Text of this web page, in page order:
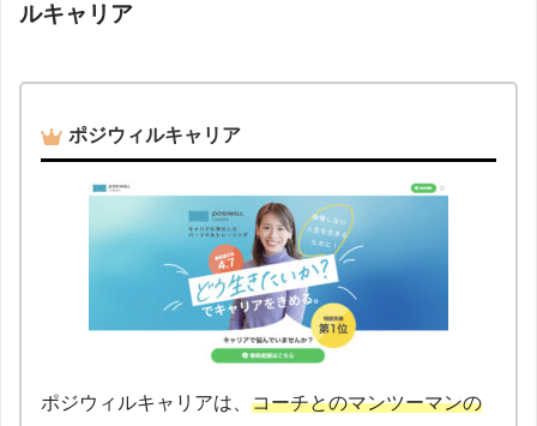
ルキャリア
ポジウィルキャリア
ポジウィルキャリアは、 コーチとのマンツーマンの